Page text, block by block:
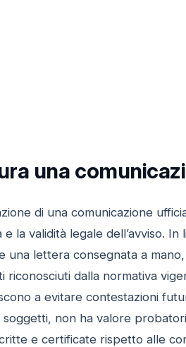
una
di una comunicazione
la validità legale dell’avviso.
una lettera consegnata a
riconosciuti dalla normativa
a evitare contestazioni
soggetti, non ha valore
e certificate rispetto alle